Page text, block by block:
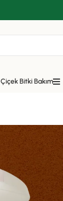
Çiçek Bitki Bakım